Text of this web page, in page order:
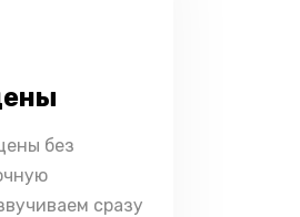
без
сразу